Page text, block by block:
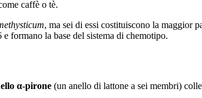
caffè o tè.
, ma sei di essi costituiscono la maggior
formano la base del sistema di chemotipo.
α-pirone (un anello di lattone a sei membri)